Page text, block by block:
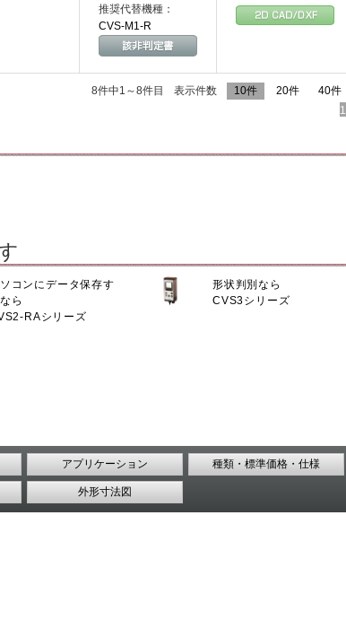
推奨代替機種：
CVS-M1-R
40件
20件
10件
表示件数
8件中1～8件目
1
コンにデータ保存す
ら
RAシリーズ
形状判別なら
CVS3シリーズ
アプリケーション 種類・標準価格・仕様
外形寸法図